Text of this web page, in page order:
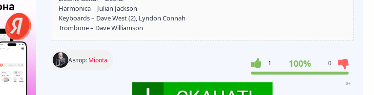
Harmonica – Julian Jackson
Keyboards – Dave West (2), Lyndon Connah
Trombone – Dave Williamson
Автор: Mibota 1 100% 0